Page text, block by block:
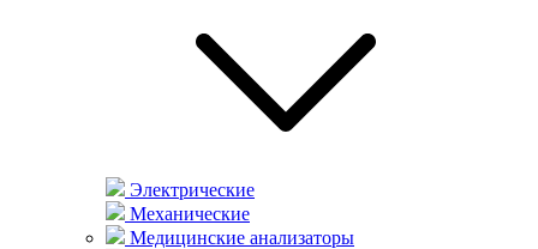
Электрические
Механические
Медицинские анализаторы